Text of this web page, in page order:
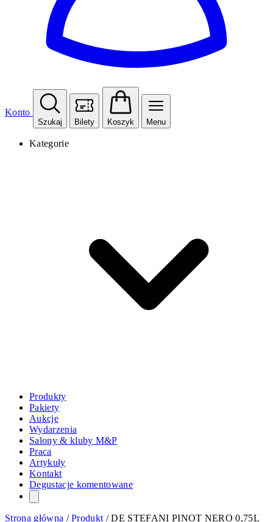
Konto
Szukaj Bilety Koszyk Menu
Kategorie
Produkty
Pakiety
Aukcje
Wydarzenia
Salony & kluby M&P
Praca
Artykuły
Kontakt
Degustacje komentowane
Strona główna /Produkt /DE STEFANI PINOT NERO 0,75L